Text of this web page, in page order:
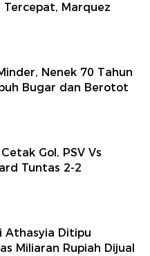
Tercepat, Marquez
Nenek 70 Tahun
Bugar dan Berotot
Gol, PSV Vs
Tuntas 2-2
Athasyia Ditipu
Miliaran Rupiah Dijual